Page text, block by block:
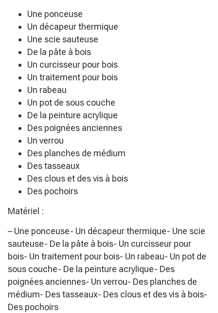
Une ponceuse
Un décapeur thermique
Une scie sauteuse
De la pâte à bois
Un curcisseur pour bois
Un traitement pour bois
Un rabeau
Un pot de sous couche
De la peinture acrylique
Des poignées anciennes
Un verrou
Des planches de médium
Des tasseaux
Des clous et des vis à bois
Des pochoirs
Matériel :
– Une ponceuse- Un décapeur thermique- Une scie
sauteuse- De la pâte à bois- Un curcisseur pour
bois- Un traitement pour bois- Un rabeau- Un pot de
sous couche- De la peinture acrylique- Des
poignées anciennes- Un verrou- Des planches de
médium- Des tasseaux- Des clous et des vis à bois-
Des pochoirs